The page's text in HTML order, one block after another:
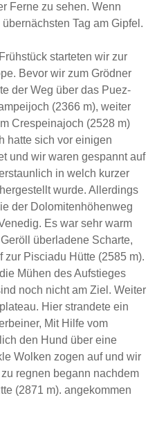
Ferne zu sehen. Wenn
Tag am Gipfel.
starteten wir zur
Bevor wir zum Grödner
der Weg über das Puez-
(2366 m), weiter
Crespeinajoch (2528 m)
hatte sich vor einigen
und wir waren gespannt auf
in welch kurzer
wurde. Allerdings
der Dolomitenhöhenweg
Es war sehr warm
überladene Scharte,
zur Pisciadu Hütte (2585 m).
Mühen des Aufstieges
noch nicht am Ziel. Weiter
Hier strandete ein
Mit Hilfe vom
den Hund über eine
Wolken zogen auf und wir
regnen begann nachdem
(2871 m). angekommen